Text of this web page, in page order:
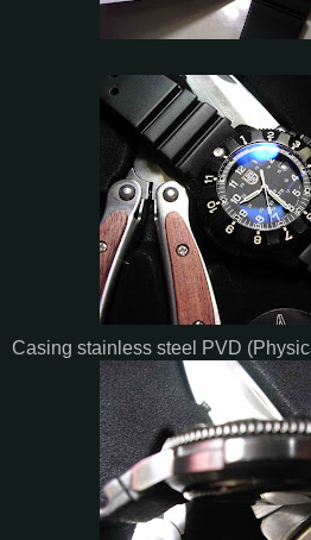
Casing stainless steel PVD